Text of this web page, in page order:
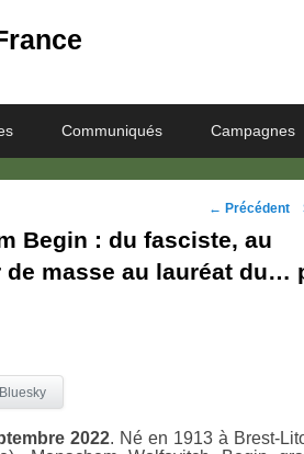
Communiqués Campagnes
des
← Précédent
Begin : du fasciste, au
masse au lauréat du…
Bluesky
2022. Né en 1913 à Brest-